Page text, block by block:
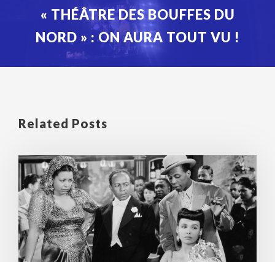
« THÉÂTRE DES BOUFFES DU
NORD » : ON AURA TOUT VU !
Related Posts